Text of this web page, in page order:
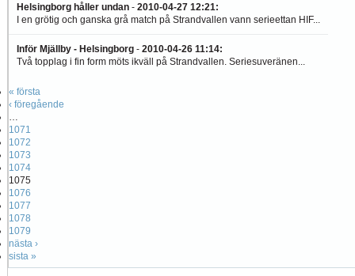
Helsingborg håller undan - 2010-04-27 12:21:
I en grötig och ganska grå match på Strandvallen vann serieettan HIF...
Inför Mjällby - Helsingborg - 2010-04-26 11:14:
Två topplag i fin form möts ikväll på Strandvallen. Seriesuveränen...
« första
‹ föregående
1071
1072
1073
1074
1075
1076
1077
1078
1079
nästa ›
sista »